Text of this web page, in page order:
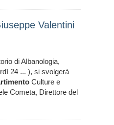
Valentini
di Albanologia,
24 ... ), si svolgerà
Culture e
Cometa, Direttore del